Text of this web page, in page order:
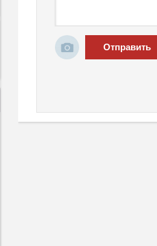
Отправить